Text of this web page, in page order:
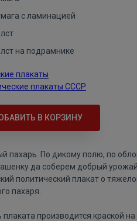
с ламинацией
на подрамнике
плакаты
плакаты СССР
В КОРЗИНУ
пахарь. По дикому полю, по
да соберем добрый
политический плакат о
пахаря.
плаката производится краской